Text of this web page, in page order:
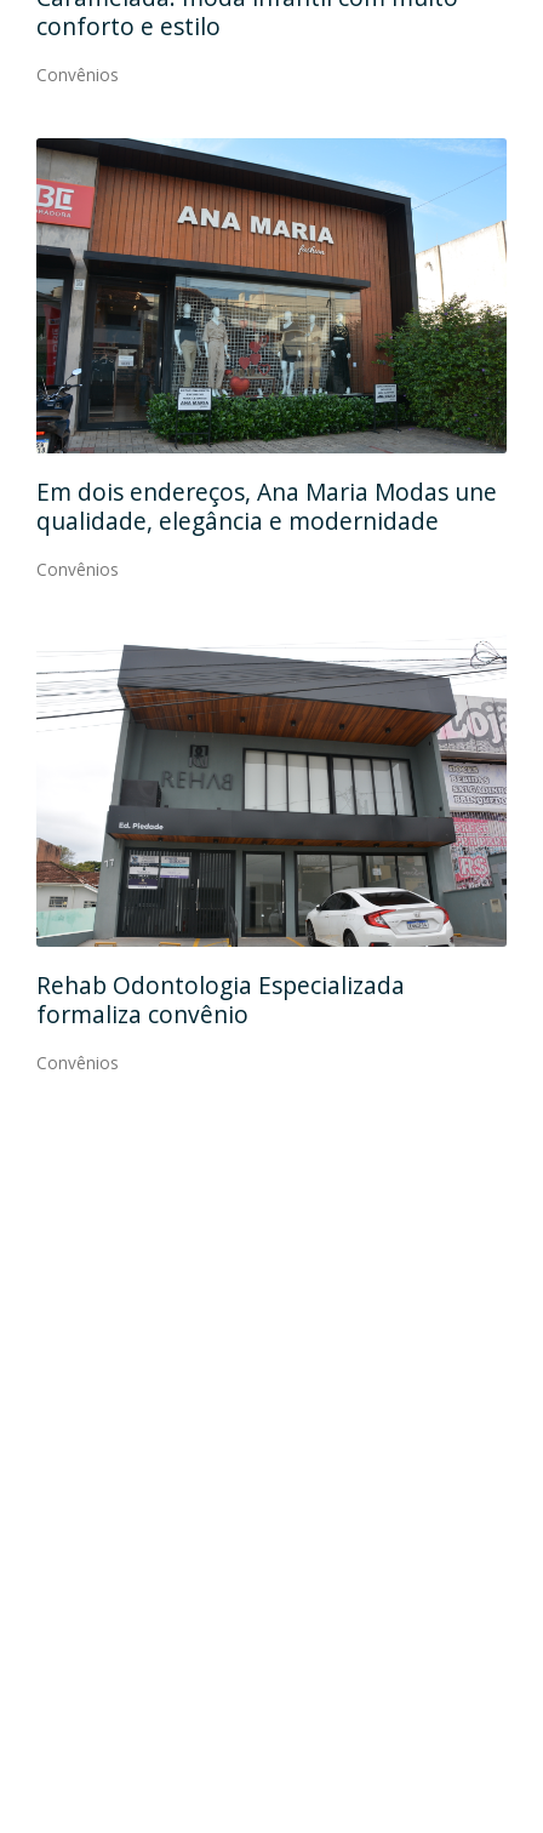
conforto e estilo
Convênios
Em dois endereços, Ana Maria Modas une
qualidade, elegância e modernidade
Convênios
Rehab Odontologia Especializada
formaliza convênio
Convênios